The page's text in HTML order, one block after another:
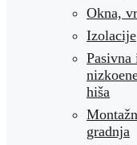
Okna,
Izolacije
Pasivna
hiša
gradnja